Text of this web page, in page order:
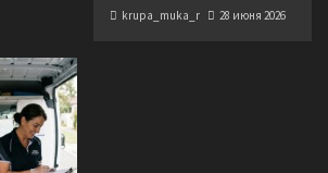
krupa_muka_r 28 июня 2026